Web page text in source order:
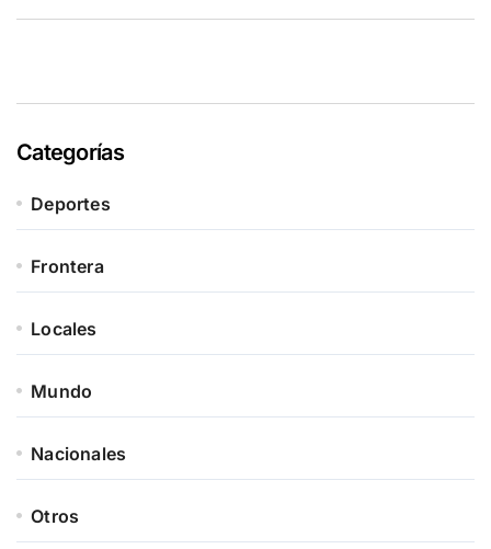
Categorías
Deportes
Frontera
Locales
Mundo
Nacionales
Otros